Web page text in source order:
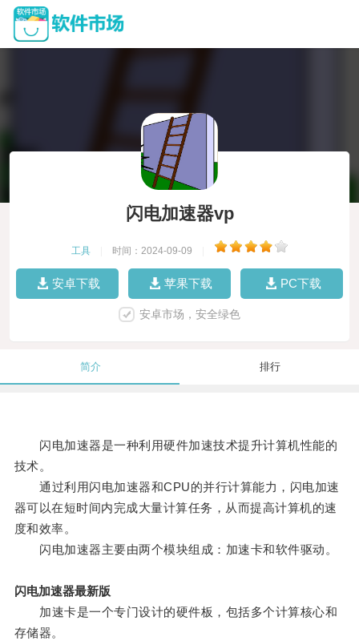
闪电加速器vp
工具 时间：2024-09-09
安卓下载 苹果下载 PC下载
安卓市场，安全绿色
简介 排行
闪电加速器是一种利用硬件加速技术提升计算机性能的
技术。
通过利用闪电加速器和CPU的并行计算能力，闪电加速
器可以在短时间内完成大量计算任务，从而提高计算机的速
度和效率。
闪电加速器主要由两个模块组成：加速卡和软件驱动。
闪电加速器最新版
加速卡是一个专门设计的硬件板，包括多个计算核心和
存储器。